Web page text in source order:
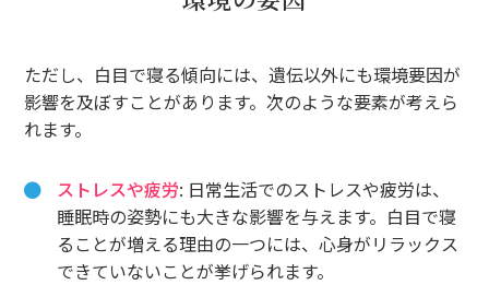
ただし、白目で寝る傾向には、遺伝以外にも環境要因が
影響を及ぼすことがあります。次のような要素が考えら
れます。
ストレスや疲労: 日常生活でのストレスや疲労は、
睡眠時の姿勢にも大きな影響を与えます。白目で寝
ることが増える理由の一つには、心身がリラックス
できていないことが挙げられます。